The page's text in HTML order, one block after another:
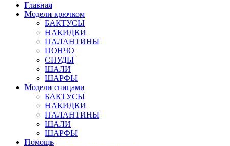
Главная
Модели крючком
БАКТУСЫ
НАКИДКИ
ПАЛАНТИНЫ
ПОНЧО
СНУДЫ
ШАЛИ
ШАРФЫ
Модели спицами
БАКТУСЫ
НАКИДКИ
ПАЛАНТИНЫ
ШАЛИ
ШАРФЫ
Помощь